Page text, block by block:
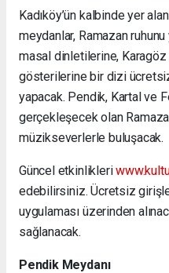
Kadıköy’ün kalbinde yer
meydanlar, Ramazan
masal dinletilerine,
gösterilerine bir dizi
yapacak. Pendik, Kartal ve
gerçekleşecek olan
müzikseverlerle buluşacak.
Güncel etkinlikleri
edebilirsiniz. Ücretsiz
uygulaması üzerinden
sağlanacak.
Pendik Meydanı